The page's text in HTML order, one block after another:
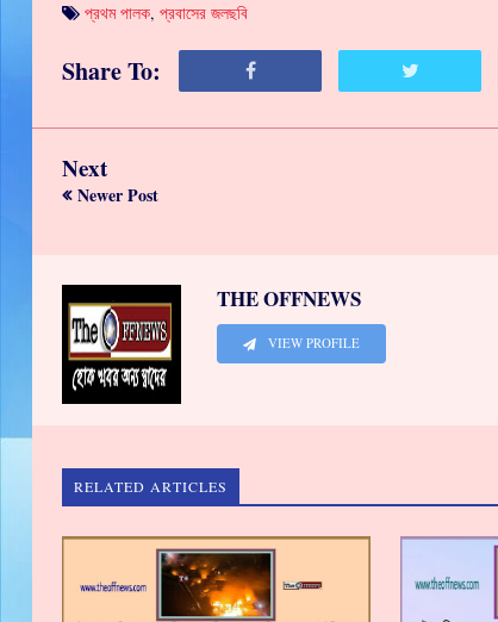
প্রথম পালক, প্রবাসের জলছবি
Share To:
Next
Newer Post
THE OFFNEWS
VIEW PROFILE
RELATED ARTICLES